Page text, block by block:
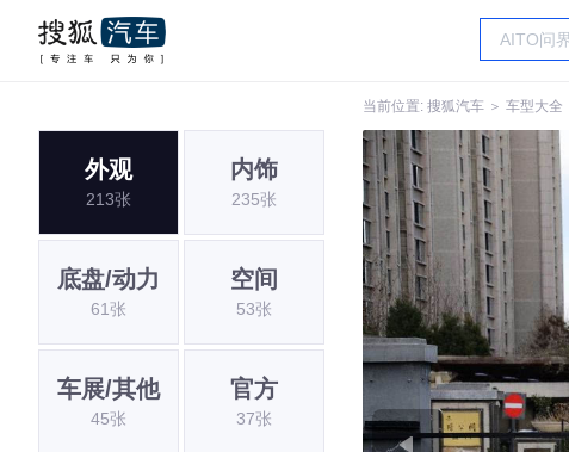
当前位置: 搜狐汽车 ＞ 车型大全
外观
213张
内饰
235张
底盘/动力
61张
空间
53张
车展/其他
45张
官方
37张